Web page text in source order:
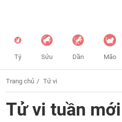
Tý Sửu Dần Mão
Trang chủ Tử vi
Tử vi tuần